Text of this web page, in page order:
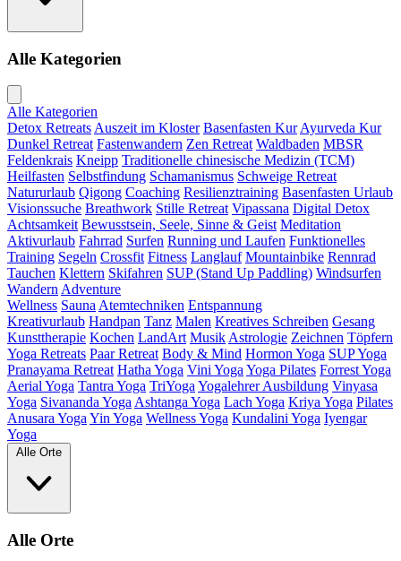
Alle Kategorien
Alle Kategorien
Detox Retreats Auszeit im Kloster Basenfasten Kur Ayurveda Kur
Dunkel Retreat Fastenwandern Zen Retreat Waldbaden MBSR
Feldenkrais Kneipp Traditionelle chinesische Medizin (TCM)
Heilfasten Selbstfindung Schamanismus Schweige Retreat
Natururlaub Qigong Coaching Resilienztraining Basenfasten Urlaub
Visionssuche Breathwork Stille Retreat Vipassana Digital Detox
Achtsamkeit Bewusstsein, Seele, Sinne & Geist Meditation
Aktivurlaub Fahrrad Surfen Running und Laufen Funktionelles
Training Segeln Crossfit Fitness Langlauf Mountainbike Rennrad
Tauchen Klettern Skifahren SUP (Stand Up Paddling) Windsurfen
Wandern Adventure
Wellness Sauna Atemtechniken Entspannung
Kreativurlaub Handpan Tanz Malen Kreatives Schreiben Gesang
Kunsttherapie Kochen LandArt Musik Astrologie Zeichnen Töpfern
Yoga Retreats Paar Retreat Body & Mind Hormon Yoga SUP Yoga
Pranayama Retreat Hatha Yoga Vini Yoga Yoga Pilates Forrest Yoga
Aerial Yoga Tantra Yoga TriYoga Yogalehrer Ausbildung Vinyasa
Yoga Sivananda Yoga Ashtanga Yoga Lach Yoga Kriya Yoga Pilates
Anusara Yoga Yin Yoga Wellness Yoga Kundalini Yoga Iyengar
Yoga
Alle Orte
Alle Orte